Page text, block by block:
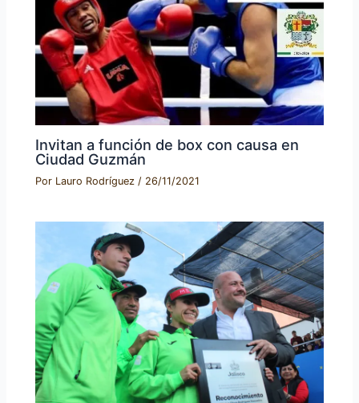
Invitan a función de box con causa en
Ciudad Guzmán
Por Lauro Rodríguez/ 26/11/2021